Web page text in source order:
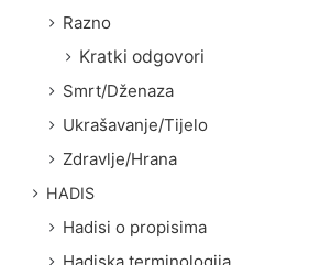
Razno
Kratki odgovori
Smrt/Dženaza
Ukrašavanje/Tijelo
Zdravlje/Hrana
HADIS
Hadisi o propisima
Hadiska terminologija